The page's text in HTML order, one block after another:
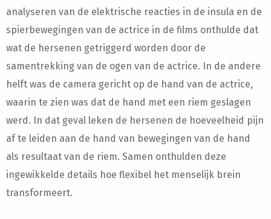
analyseren van de elektrische reacties in de insula en de
spierbewegingen van de actrice in de films onthulde dat
wat de hersenen getriggerd worden door de
samentrekking van de ogen van de actrice. In de andere
helft was de camera gericht op de hand van de actrice,
waarin te zien was dat de hand met een riem geslagen
werd. In dat geval leken de hersenen de hoeveelheid pijn
af te leiden aan de hand van bewegingen van de hand
als resultaat van de riem. Samen onthulden deze
ingewikkelde details hoe flexibel het menselijk brein
transformeert.